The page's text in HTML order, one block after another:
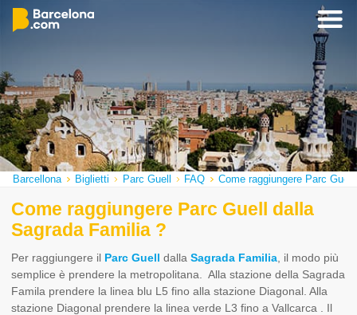
Barcellona Biglietti Parc Guell FAQ Come raggiungere Parc
Come raggiungere Parc Guell dalla
Sagrada Familia ?
Per raggiungere il Parc Guell dallaSagrada Familia , il modo più
semplice è prendere la metropolitana. Alla stazione della Sagrada
Famila prendere la linea blu L5 fino alla stazione Diagonal. Alla
stazione Diagonal prendere la linea verde L3 fino a Vallcarca . Il